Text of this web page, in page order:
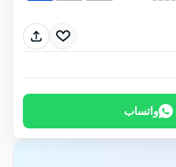
واتساب